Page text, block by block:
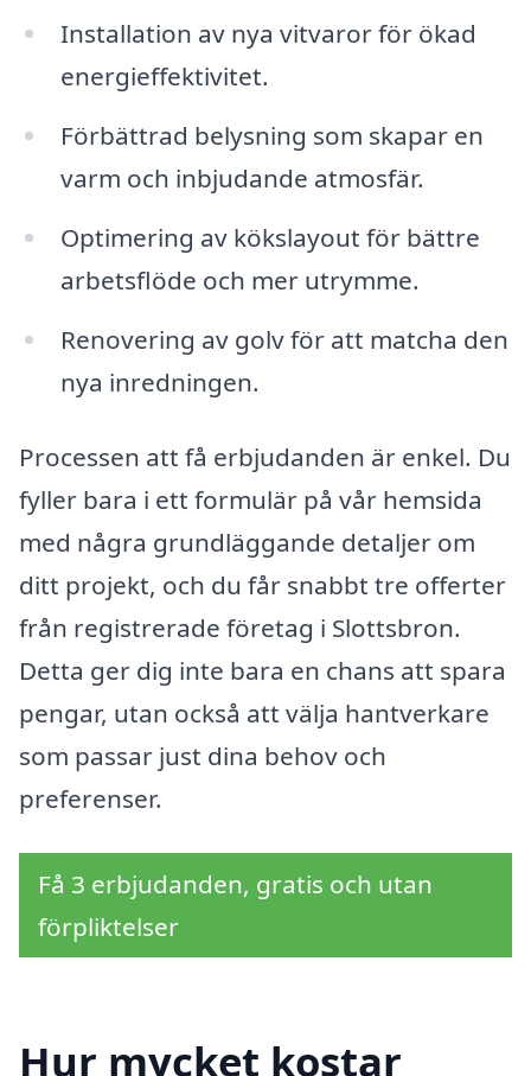
Installation av nya vitvaror för ökad
energieffektivitet.
Förbättrad belysning som skapar en
varm och inbjudande atmosfär.
Optimering av kökslayout för bättre
arbetsflöde och mer utrymme.
Renovering av golv för att matcha den
nya inredningen.
Processen att få erbjudanden är enkel. Du
fyller bara i ett formulär på vår hemsida
med några grundläggande detaljer om
ditt projekt, och du får snabbt tre offerter
från registrerade företag i Slottsbron.
Detta ger dig inte bara en chans att spara
pengar, utan också att välja hantverkare
som passar just dina behov och
preferenser.
Få 3 erbjudanden, gratis och utan
förpliktelser
Hur mycket kostar